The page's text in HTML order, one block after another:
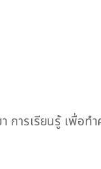
การเรียนรู้ เพื่อท